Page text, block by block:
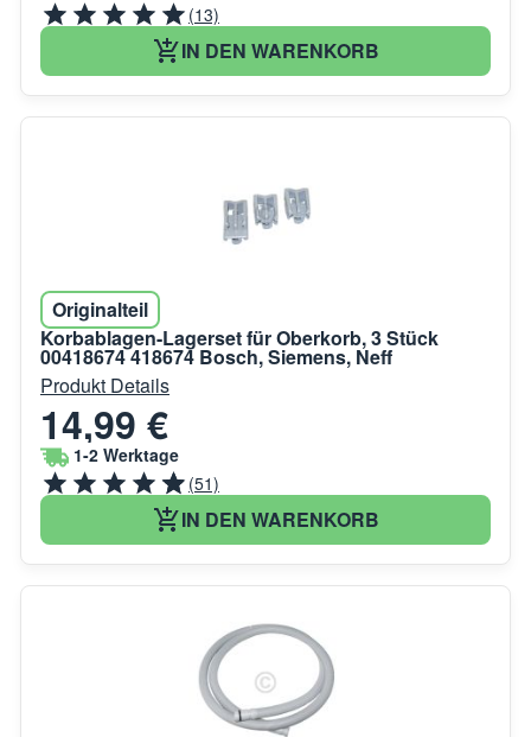
(13)
IN DEN WARENKORB
Originalteil
Korbablagen-Lagerset für Oberkorb, 3 Stück
00418674 418674 Bosch, Siemens, Neff
Produkt Details
14,99 €
1-2 Werktage
(51)
IN DEN WARENKORB